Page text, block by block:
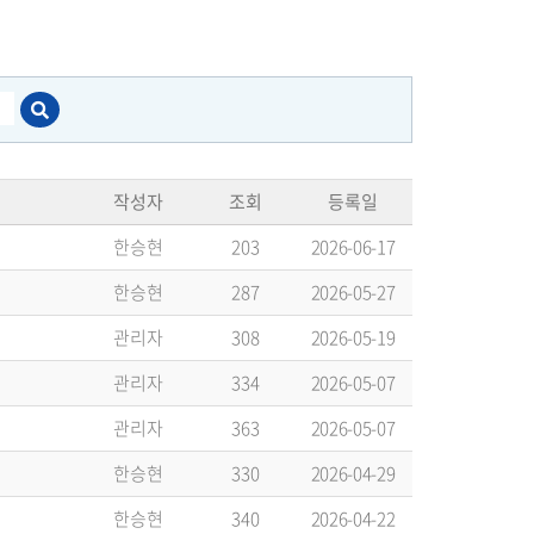
작성자 조회
등록일
한승현
203
2026-06-17
한승현
287
2026-05-27
관리자
308
2026-05-19
관리자
334
2026-05-07
관리자
363
2026-05-07
한승현
330
2026-04-29
한승현
340 2026-04-22